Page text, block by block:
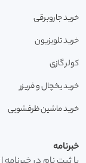
خرید جاروبرقی
خرید تلویزیون
کولر گازی
خرید یخچال و فریزر
خرید ماشین ظرفشویی
خبرنامه